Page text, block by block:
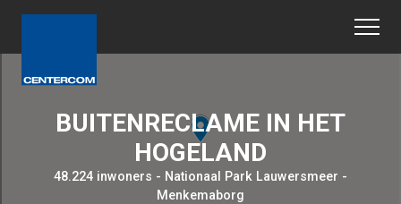
BUITENRECLAME IN HET
HOGELAND
48.224 inwoners - Nationaal Park Lauwersmeer -
Menkemaborg